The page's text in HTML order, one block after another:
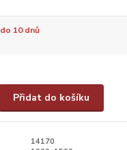
do 10 dnů
Přidat do košíku
14170